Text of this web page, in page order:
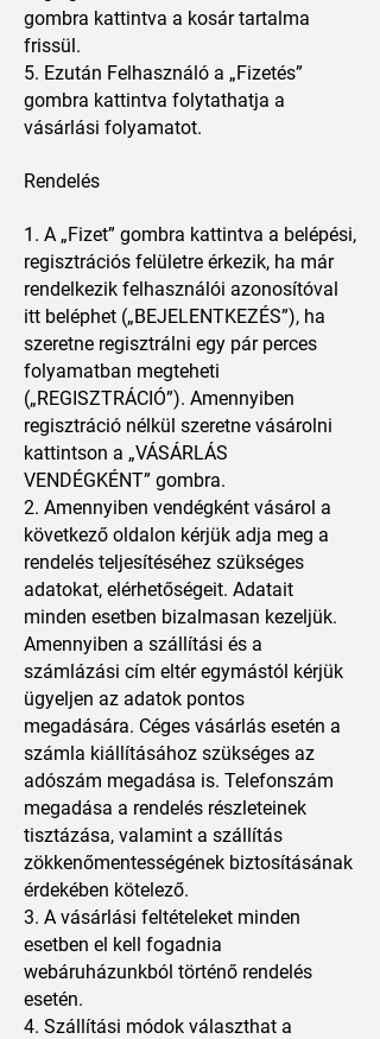
gombra kattintva a kosár tartalma
frissül.
5. Ezután Felhasználó a „Fizetés”
gombra kattintva folytathatja a
vásárlási folyamatot.
Rendelés
1. A „Fizet” gombra kattintva a belépési,
regisztrációs felületre érkezik, ha már
rendelkezik felhasználói azonosítóval
itt beléphet („BEJELENTKEZÉS”), ha
szeretne regisztrálni egy pár perces
folyamatban megteheti
(„REGISZTRÁCIÓ”). Amennyiben
regisztráció nélkül szeretne vásárolni
kattintson a „VÁSÁRLÁS
VENDÉGKÉNT” gombra.
2. Amennyiben vendégként vásárol a
következő oldalon kérjük adja meg a
rendelés teljesítéséhez szükséges
adatokat, elérhetőségeit. Adatait
minden esetben bizalmasan kezeljük.
Amennyiben a szállítási és a
számlázási cím eltér egymástól kérjük
ügyeljen az adatok pontos
megadására. Céges vásárlás esetén a
számla kiállításához szükséges az
adószám megadása is. Telefonszám
megadása a rendelés részleteinek
tisztázása, valamint a szállítás
zökkenőmentességének biztosításának
érdekében kötelező.
3. A vásárlási feltételeket minden
esetben el kell fogadnia
webáruházunkból történő rendelés
esetén.
4. Szállítási módok választhat a